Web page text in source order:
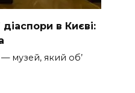
в Києві:
музей, який об’